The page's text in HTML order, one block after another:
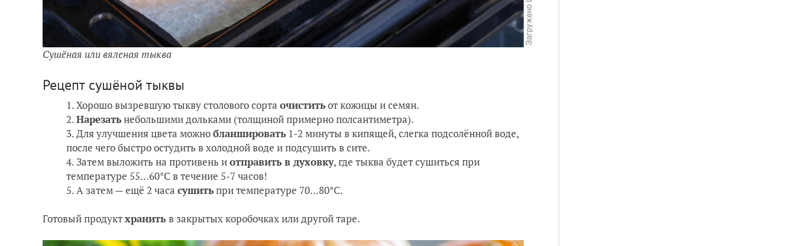
Сушёная или вяленая тыква
Рецепт сушёной тыквы
Хорошо вызревшую тыкву столового сорта очиститьот кожицы и семян.
Нарезатьнебольшими дольками (толщиной примерно полсантиметра).
Для улучшения цвета можнобланшировать 1-2 минуты в кипящей, слегка подсолённой воде,
после чего быстро остудить в холодной воде и подсушить в сите.
Затем выложить на противень иотправить в духовку, где тыква будет сушиться при
температуре 55...60°С в течение 5-7 часов!
А затем — ещё 2 часа сушитьпри температуре 70...80°С.
Готовый продуктхранить в закрытых коробочках или другой таре.